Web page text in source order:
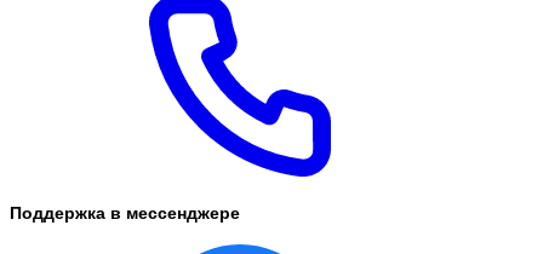
Поддержка в мессенджере